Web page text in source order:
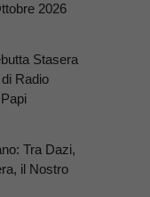
2026
Stasera
Radio
Tra Dazi,
il Nostro